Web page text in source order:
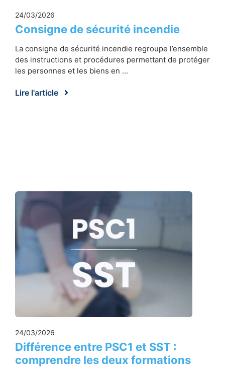
24/03/2026
Consigne de sécurité incendie
La consigne de sécurité incendie regroupe l’ensemble
des instructions et procédures permettant de protéger
les personnes et les biens en ...
Lire l'article
24/03/2026
Différence entre PSC1 et SST :
comprendre les deux formations